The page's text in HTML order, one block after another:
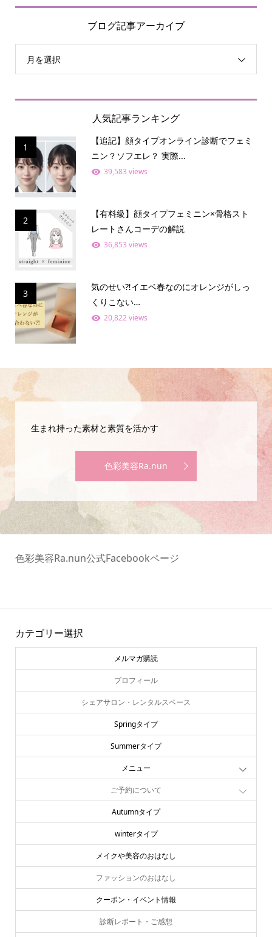
ブログ記事アーカイブ
月を選択
人気記事ランキング
1
【追記】顔タイプオンライン診断でフェミ
ニン？ソフエレ？ 実際...
39,583 views
2
【有料級】顔タイプフェミニン×骨格スト
レートさんコーデの解説
36,853 views
3
気のせい⁈イエベ春なのにオレンジがしっ
くりこない…
20,822 views
生まれ持った素材と素質を活かす
色彩美容Ra.nun
色彩美容Ra.nun公式Facebookページ
カテゴリー選択
メルマガ購読
プロフィール
シェアサロン・レンタルスペース
Springタイプ
Summerタイプ
メニュー
ご予約について
Autumnタイプ
winterタイプ
メイクや美容のおはなし
ファッションのおはなし
クーポン・イベント情報
診断レポート・ご感想